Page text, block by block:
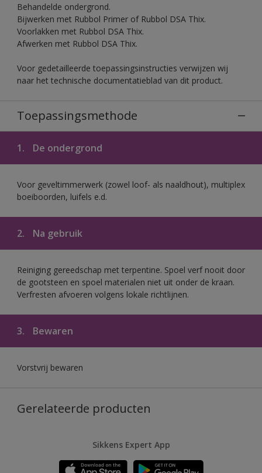
Behandelde ondergrond.
Bijwerken met Rubbol Primer of Rubbol DSA Thix.
Voorlakken met Rubbol DSA Thix.
Afwerken met Rubbol DSA Thix.
Voor gedetailleerde toepassingsinstructies verwijzen wij
naar het technische documentatieblad van dit product.
Toepassingsmethode
1. De ondergrond
Voor geveltimmerwerk (zowel loof- als naaldhout), multiplex
boeiboorden, luifels e.d.
2. Na gebruik
Reiniging gereedschap met terpentine. Spoel verf nooit door
de gootsteen en spoel materialen niet uit onder de kraan.
Verfresten afvoeren volgens lokale richtlijnen.
3. Bewaren
Vorstvrij bewaren
Gerelateerde producten
Sikkens Expert App